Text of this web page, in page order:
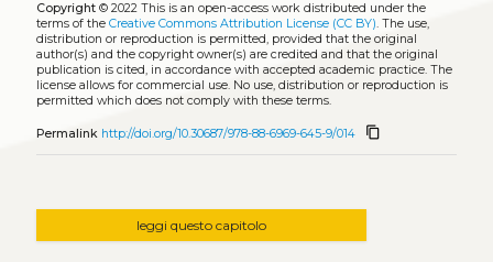
Copyright© 2022 This is an open-access work distributed under the
terms of the Creative Commons Attribution License (CC BY). The use,
distribution or reproduction is permitted, provided that the original
author(s) and the copyright owner(s) are credited and that the original
publication is cited, in accordance with accepted academic practice. The
license allows for commercial use. No use, distribution or reproduction is
permitted which does not comply with these terms.
Permalink http://doi.org/10.30687/978-88-6969-645-9/014 content_copy
leggi questo capitolo